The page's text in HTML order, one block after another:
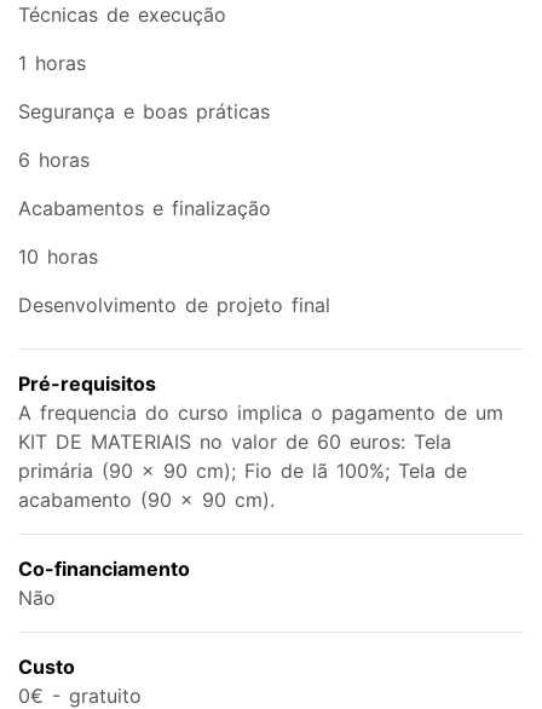
Técnicas de execução
1 horas
Segurança e boas práticas
6 horas
Acabamentos e finalização
10 horas
Desenvolvimento de projeto final
Pré-requisitos
A frequencia do curso implica o pagamento de um
KIT DE MATERIAIS no valor de 60 euros: Tela
primária (90 × 90 cm); Fio de lã 100%; Tela de
acabamento (90 × 90 cm).
Co-financiamento
Não
Custo
0€ - gratuito